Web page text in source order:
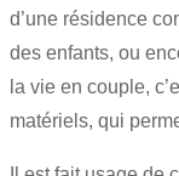
d’une résidence
des enfants, ou
la vie en couple,
matériels, qui